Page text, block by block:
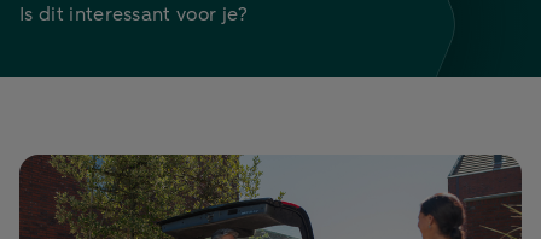
Is dit interessant voor je?